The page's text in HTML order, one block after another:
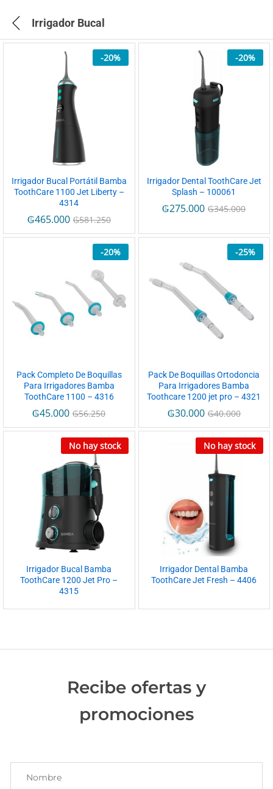
Irrigador Bucal
-20%
Irrigador Bucal Portátil Bamba
ToothCare 1100 Jet Liberty –
4314
₲465.000 ₲581.250
-20%
Irrigador Dental ToothCare Jet
Splash – 100061
₲275.000 ₲345.000
-20%
Pack Completo De Boquillas
Para Irrigadores Bamba
ToothCare 1100 – 4316
₲45.000 ₲56.250
-25%
Pack De Boquillas Ortodoncia
Para Irrigadores Bamba
Toothcare 1200 jet pro – 4321
₲30.000 ₲40.000
No hay stock
Irrigador Bucal Bamba
ToothCare 1200 Jet Pro –
4315
No hay stock
Irrigador Dental Bamba
ToothCare Jet Fresh – 4406
Recibe ofertas y
promociones